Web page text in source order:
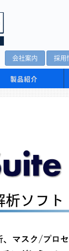
会社案内 採用
製品紹介